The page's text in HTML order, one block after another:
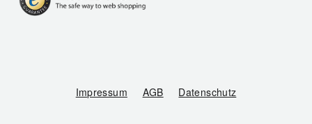
Impressum AGB Datenschutz